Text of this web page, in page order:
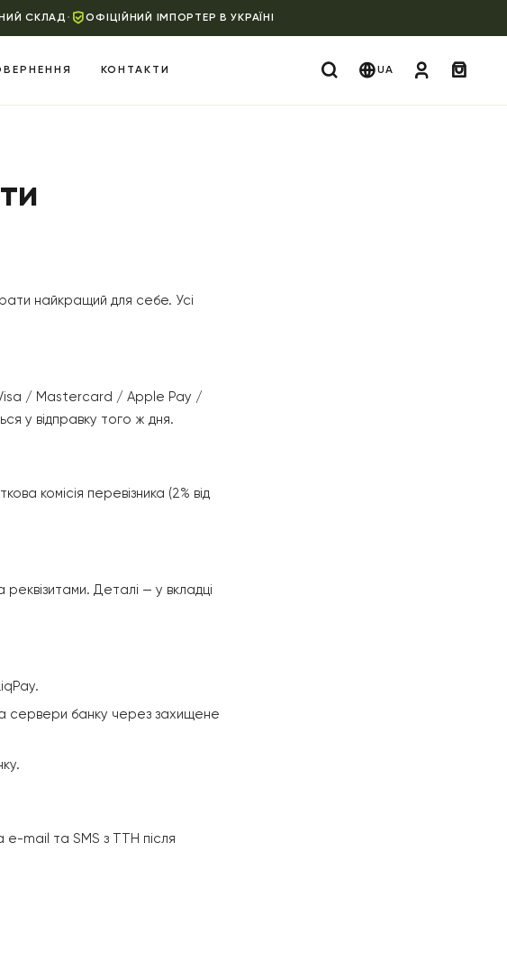
СКЛАД • ОФІЦІЙНИЙ ІМПОРТЕР В УКРАЇНІ
КОНТАКТИ UA
найкращий для себе. Усі
/ Mastercard / Apple Pay /
у відправку того ж дня.
комісія перевізника (2% від
Деталі — у вкладці
сервери банку через захищене
e-mail та SMS з ТТН після